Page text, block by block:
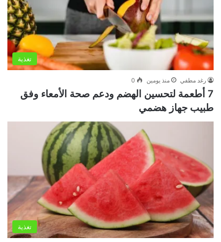
تغذية
رغد مطفي منذ يومين 0
7 أطعمة لتحسين الهضم ودعم صحة الأمعاء وفق
طبيب جهاز هضمي
تغذية